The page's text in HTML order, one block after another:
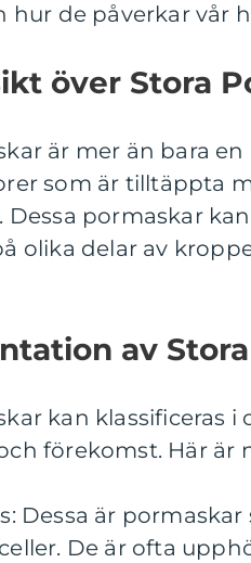
hur de påverkar vår
över Stora
är mer än bara
som är tilltäppta
pormaskar
olika delar av
av
kan klassificeras i
förekomst. Här är
Dessa är
De är ofta